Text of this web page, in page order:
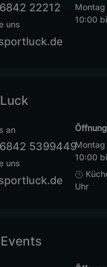
22212
uns
10:00
an
5399449
uns
Montag
10:00
Uhr